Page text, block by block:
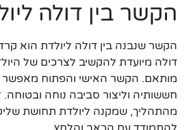
הקשר בין דולה
הקשר שנבנה בין דולה ליולדת הוא
דולה מיועדת להקשיב לצרכים של
מותאם. הקשר האישי והפתוח
חששותיה וליצור סביבה נוחה ובטוחה.
מהתהליך, שמקנה ליולדת תחושת